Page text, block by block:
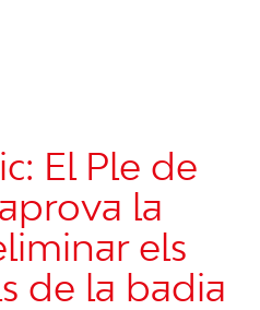
El Ple de
la
els
de la badia